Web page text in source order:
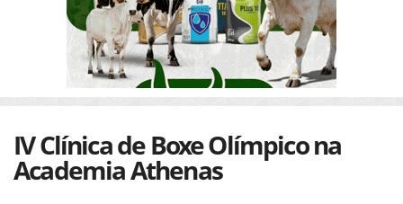
IV Clínica de Boxe Olímpico na
Academia Athenas